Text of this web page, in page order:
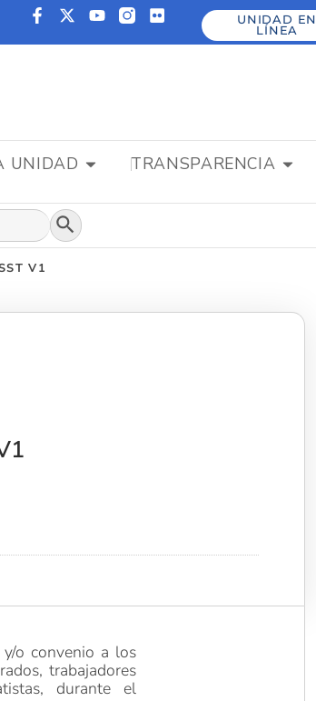
UNIDAD EN
LÍNEA
UNIDAD TRANSPARENCIA
Botón de búsqueda
V1
o convenio a los
trabajadores
, durante el